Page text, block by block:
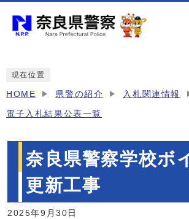
現在位置
HOME 県警の紹介 入札関連情報
電子入札結果公表一覧
奈良県警察学校ボ
更新工事
2025年9月30日